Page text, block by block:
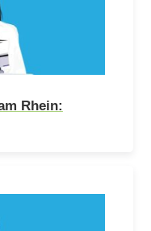
Rhein: